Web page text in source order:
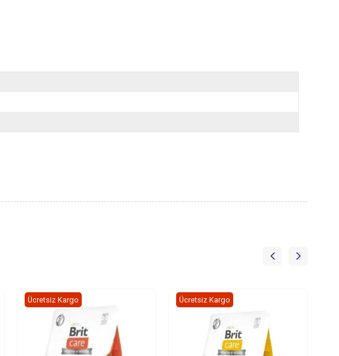
Ücretsiz Kargo Ücretsiz Kargo